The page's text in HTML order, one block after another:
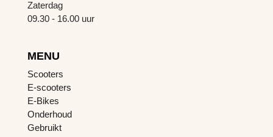
Zaterdag
09.30 - 16.00 uur
MENU
Scooters
E-scooters
E-Bikes
Onderhoud
Gebruikt